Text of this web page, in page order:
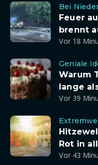
Bei
Feuer
brennt
Vor 18
Geniale
Warum
lange
Vor 39
Rot in
Vor 43